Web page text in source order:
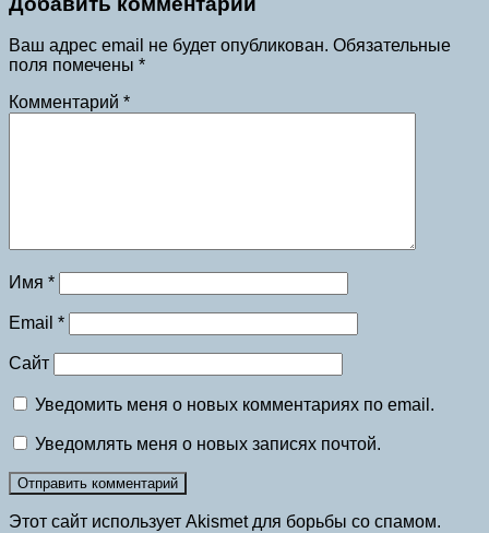
Ваш адрес email не будет опубликован. Обязательные
поля помечены *
Комментарий *
Имя *
Email *
Сайт
Уведомить меня о новых комментариях по email.
Уведомлять меня о новых записях почтой.
Этот сайт использует Akismet для борьбы со спамом.